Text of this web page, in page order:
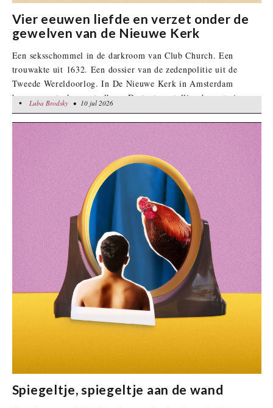
Vier eeuwen liefde en verzet onder de
gewelven van de Nieuwe Kerk
Een seksschommel in de darkroom van Club Church. Een
trouwakte uit 1632. Een dossier van de zedenpolitie uit de
Tweede Wereldoorlog. In De Nieuwe Kerk in Amsterdam
hangen ze straks naast elkaar. De tentoonstelling brengt vier
eeuwen queergeschiedenis samen. Met meer dan zestig
objecten, persoonlijke verhalen en kunstwerken neemt de
tentoonstelling bezoekers mee van de zeventiende eeuw tot
hedendaagse discussies over transgender- en intersekse rechten.
LOVER was aanwezig bij het persevenement op 28 mei.
Luba Brodsky• 10 jul 2026
•Luba Brodsky • 10 jul 2026
Spiegeltje, spiegeltje aan de wand